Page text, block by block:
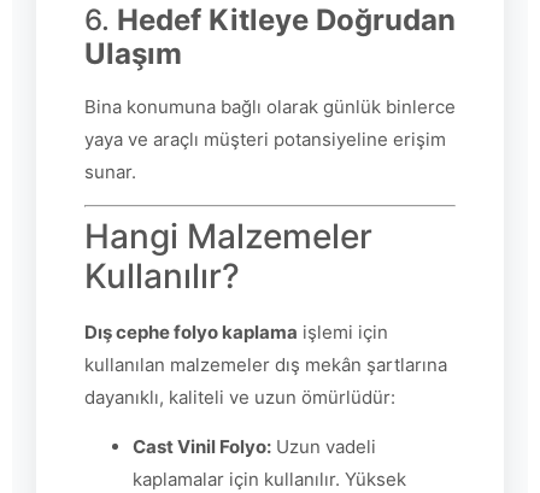
6. Hedef Kitleye Doğrudan
Ulaşım
Bina konumuna bağlı olarak günlük binlerce
yaya ve araçlı müşteri potansiyeline erişim
sunar.
Hangi Malzemeler
Kullanılır?
Dış cephe folyo kaplama işlemi için
kullanılan malzemeler dış mekân şartlarına
dayanıklı, kaliteli ve uzun ömürlüdür:
Cast Vinil Folyo: Uzun vadeli
kaplamalar için kullanılır. Yüksek